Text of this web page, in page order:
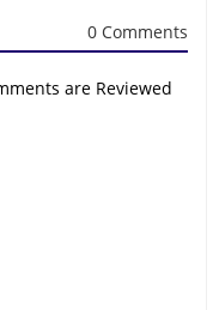
0 Comments
are Reviewed